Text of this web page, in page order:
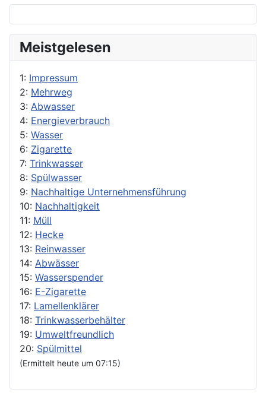
Meistgelesen
1: Impressum
2: Mehrweg
3: Abwasser
4: Energieverbrauch
5: Wasser
6: Zigarette
7: Trinkwasser
8: Spülwasser
9: Nachhaltige Unternehmensführung
10: Nachhaltigkeit
11: Müll
12: Hecke
13: Reinwasser
14: Abwässer
15: Wasserspender
16: E-Zigarette
17: Lamellenklärer
18: Trinkwasserbehälter
19: Umweltfreundlich
20: Spülmittel
(Ermittelt heute um 07:15)